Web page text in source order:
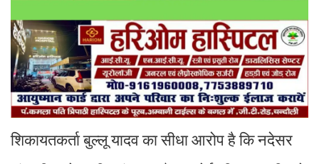
शिकायतकर्ता बुल्लू यादव का सीधा आरोप है कि नदेसर